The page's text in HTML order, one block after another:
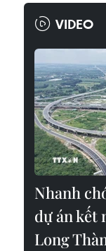
VIDEO
Nhanh
dự án kết
Long